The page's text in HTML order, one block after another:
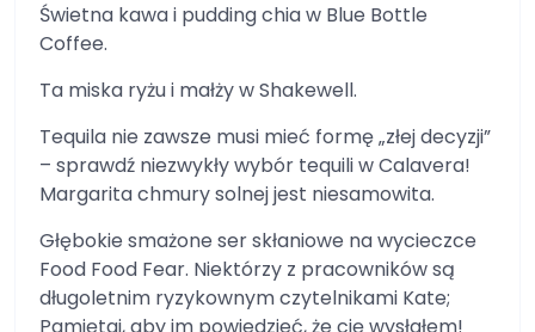
Świetna kawa i pudding chia w Blue Bottle
Coffee.
Ta miska ryżu i małży w Shakewell.
Tequila nie zawsze musi mieć formę „złej decyzji”
– sprawdź niezwykły wybór tequili w Calavera!
Margarita chmury solnej jest niesamowita.
Głębokie smażone ser skłaniowe na wycieczce
Food Food Fear. Niektórzy z pracowników są
długoletnim ryzykownym czytelnikami Kate;